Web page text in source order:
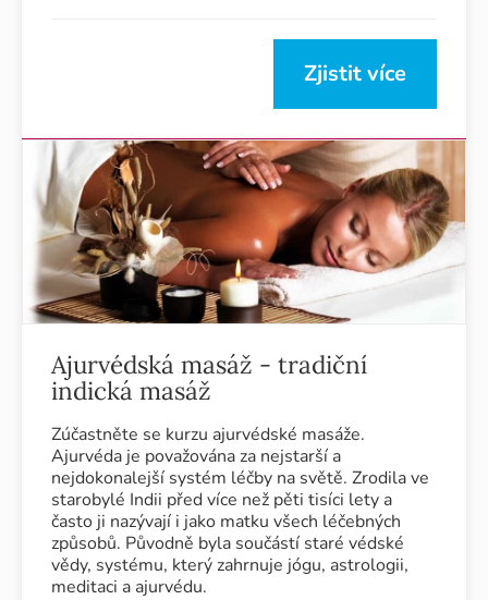
Zjistit více
Ajurvédská masáž - tradiční
indická masáž
Zúčastněte se kurzu ajurvédské masáže.
Ajurvéda je považována za nejstarší a
nejdokonalejší systém léčby na světě. Zrodila ve
starobylé Indii před více než pěti tisíci lety a
často ji nazývají i jako matku všech léčebných
způsobů. Původně byla součástí staré védské
vědy, systému, který zahrnuje jógu, astrologii,
meditaci a ajurvédu.